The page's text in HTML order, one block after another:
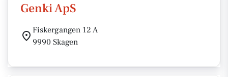
Genki ApS
Fiskergangen 12 A
9990 Skagen